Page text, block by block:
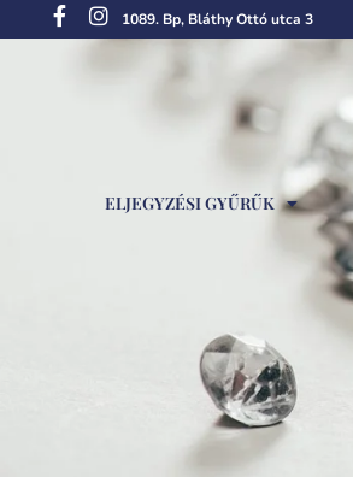
1089. Bp, Bláthy Ottó utca 3
ELJEGYZÉSI GYŰRŰK